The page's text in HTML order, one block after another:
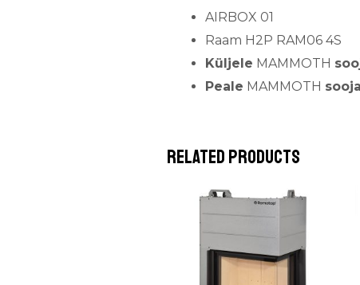
AIRBOX 01
Raam H2P RAM06 4S
Küljele MAMMOTH
Peale MAMMOTH
Related products